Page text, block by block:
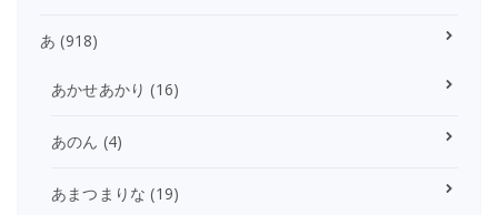
あ (918)
あかせあかり (16)
あのん (4)
あまつまりな (19)